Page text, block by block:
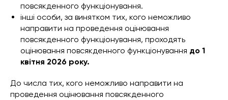
повсякденного функціонування.
інші особи, за винятком тих, кого неможливо
направити на проведення оцінювання
повсякденного функціонування, проходять
оцінювання повсякденного функціонування до 1
квітня 2026 року.
До числа тих, кого неможливо направити на
проведення оцінювання повсякденного